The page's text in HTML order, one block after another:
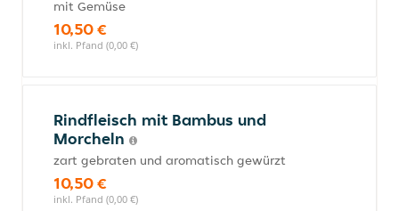
mit Gemüse
10,50 €
inkl. Pfand (0,00 €)
Rindfleisch mit Bambus und
Morcheln
zart gebraten und aromatisch gewürzt
10,50 €
inkl. Pfand (0,00 €)